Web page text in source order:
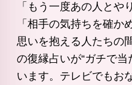
「もう一度あの人とや
「相手の気持ちを確か
思いを抱える人たちの
の復縁占いが“ガチで当
います。テレビでもお